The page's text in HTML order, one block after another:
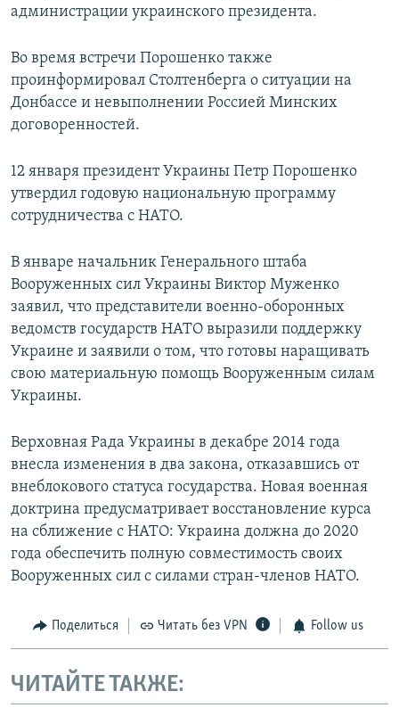
администрации украинского президента.
Во время встречи Порошенко также
проинформировал Столтенберга о ситуации на
Донбассе и невыполнении Россией Минских
договоренностей.
12 января президент Украины Петр Порошенко
утвердил годовую национальную программу
сотрудничества с НАТО.
В январе начальник Генерального штаба
Вооруженных сил Украины Виктор Муженко
заявил, что представители военно-оборонных
ведомств государств НАТО выразили поддержку
Украине и заявили о том, что готовы наращивать
свою материальную помощь Вооруженным силам
Украины.
Верховная Рада Украины в декабре 2014 года
внесла изменения в два закона, отказавшись от
внеблокового статуса государства. Новая военная
доктрина предусматривает восстановление курса
на сближение с НАТО: Украина должна до 2020
года обеспечить полную совместимость своих
Вооруженных сил с силами стран-членов НАТО.
Поделиться Читать без VPN Follow us
ЧИТАЙТЕ ТАКЖЕ: